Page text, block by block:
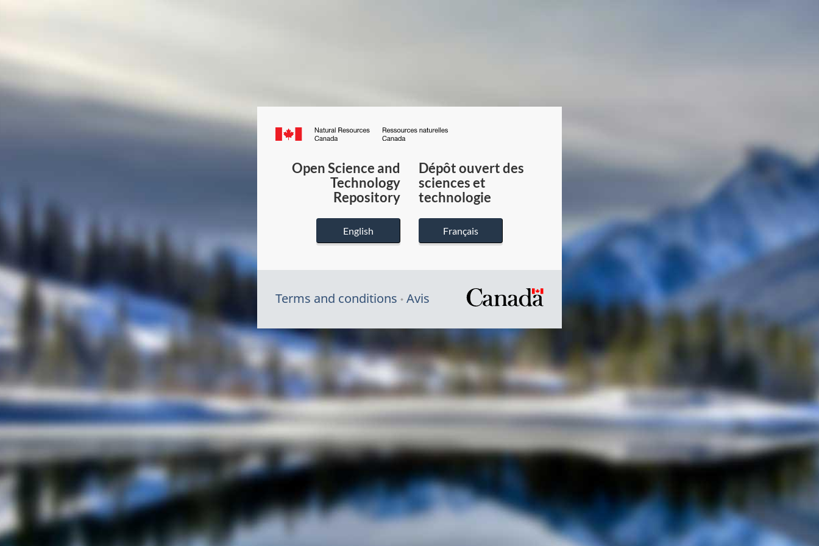
Canada.ca
du
Canada
Open Science and
Technology
Repository
English
Dépôt ouvert des
sciences et
technologie
Français
Terms and conditions Avis
/
gouvernement
du
Canada